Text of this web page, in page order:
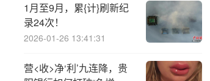
1月至9月，累{计}刷新纪
录24次！
2026-01-26 13:41:31
营<收>净‘利’九连降，贵